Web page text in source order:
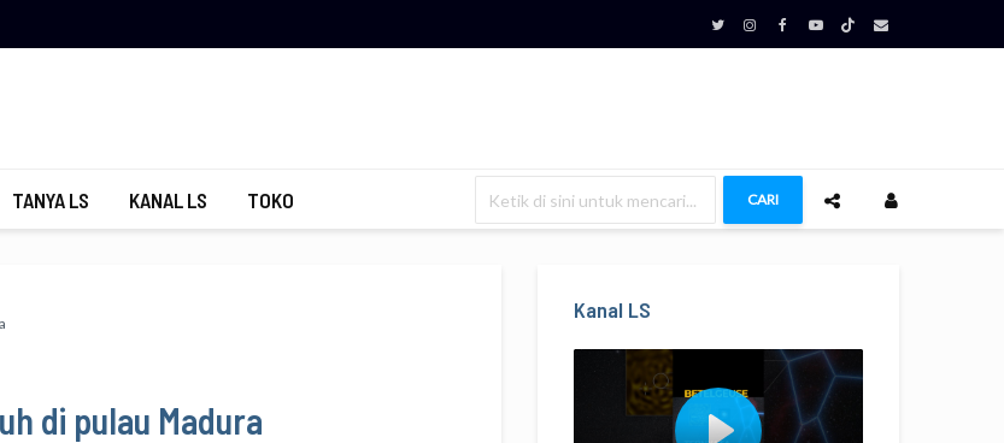
TANYA LS KANAL LS TOKO CARI
di pulau Madura
Kanal LS